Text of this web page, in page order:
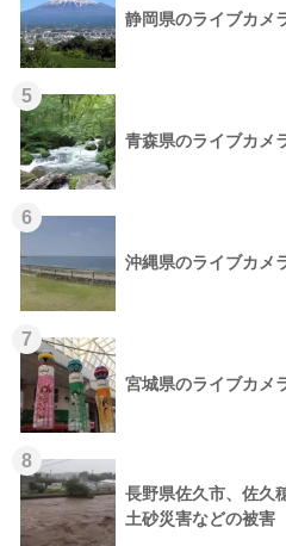
静岡県のライブカメ
5
青森県のライブカメ
6
沖縄県のライブカメ
7
宮城県のライブカメ
8
長野県佐久市、佐久
土砂災害などの被害